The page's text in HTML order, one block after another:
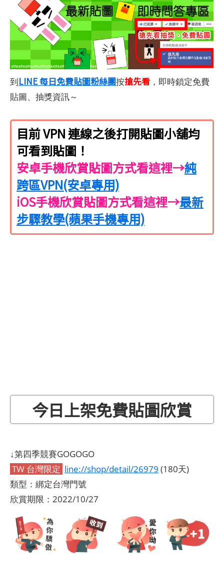
到LINE 每日免費貼圖粉絲團按搶先看 ，即時鎖定免費
貼圖、抽獎資訊～
目前 VPN 連線之後打開貼圖小舖均
可看到貼圖！
安卓手機欣賞貼圖方式看這裡→純
跨區VPN(安卓專用)
iOS手機欣賞貼圖方式看這裡→最新
步驟教學(蘋果手機專用)
今日上架免費貼圖欣賞
↓第四季競賽GOGOGO
TW 台灣限定 line://shop/detail/26979 (180天)
類型：綁定台灣門號
欣賞期限：2022/10/27